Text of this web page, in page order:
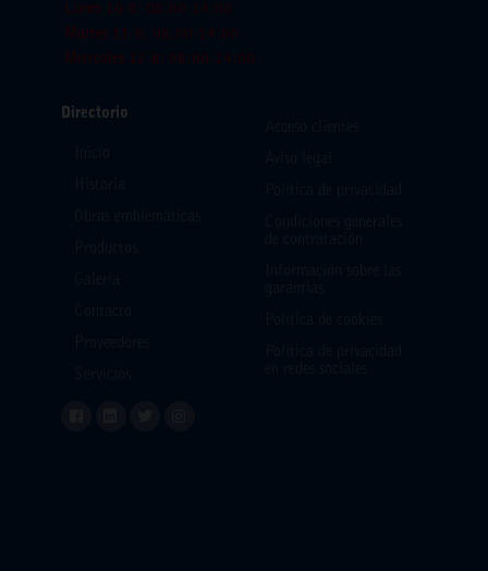
Directorio
Lunes 10-8: 08:00-14:00
Martes 11-8: 08:00-14:00
Miercoles 12-8: 08:00-14:00